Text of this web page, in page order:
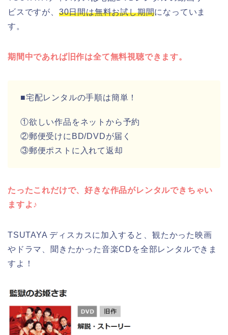
ビスですが、 30日間は無料お試し期間になっていま
す。
期間中であれば旧作は全て無料視聴できます。
■宅配レンタルの手順は簡単！
①欲しい作品をネットから予約
②郵便受けにBD/DVDが届く
③郵便ポストに入れて返却
たったこれだけで、好きな作品がレンタルできちゃい
ますよ♪
TSUTAYA ディスカスに加入すると、観たかった映画
やドラマ、聞きたかった音楽CDを全部レンタルできま
すよ！